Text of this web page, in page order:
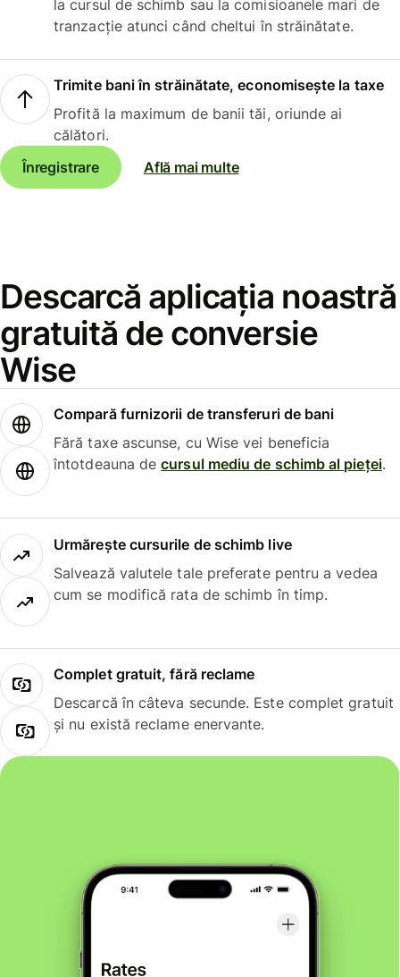
la cursul de schimb sau la comisioanele mari de
tranzacție atunci când cheltui în străinătate.
Trimite bani în străinătate, economisește la taxe
Profită la maximum de banii tăi, oriunde ai
călători.
Înregistrare
Află mai multe
Descarcă aplicația noastră
gratuită de conversie
Wise
Compară furnizorii de transferuri de bani
Fără taxe ascunse, cu Wise vei beneficia
întotdeauna decursul mediu de schimb al pieței.
Urmărește cursurile de schimb live
Salvează valutele tale preferate pentru a vedea
cum se modifică rata de schimb în timp.
Complet gratuit, fără reclame
Descarcă în câteva secunde. Este complet gratuit
și nu există reclame enervante.